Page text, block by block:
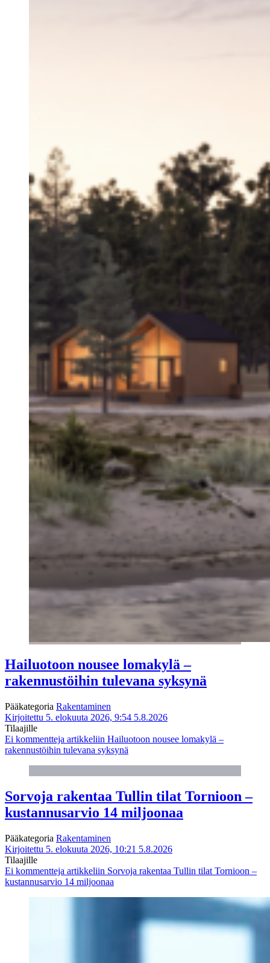
Hailuotoon nousee lomakylä –
rakennustöihin tulevana syksynä
Pääkategoria Rakentaminen
Kirjoitettu 5. elokuuta 2026, 9:54 5.8.2026
Tilaajille
Ei kommentteja artikkeliin Hailuotoon nousee lomakylä –
rakennustöihin tulevana syksynä
Sorvoja rakentaa Tullin tilat Tornioon –
kustannusarvio 14 miljoonaa
Pääkategoria Rakentaminen
Kirjoitettu 5. elokuuta 2026, 10:21 5.8.2026
Tilaajille
Ei kommentteja artikkeliin Sorvoja rakentaa Tullin tilat Tornioon –
kustannusarvio 14 miljoonaa